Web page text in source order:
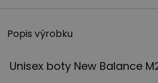
Popis výrobku
Unisex boty New Balance